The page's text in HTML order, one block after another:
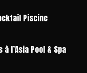
Piscine
l’Asia Pool & Spa